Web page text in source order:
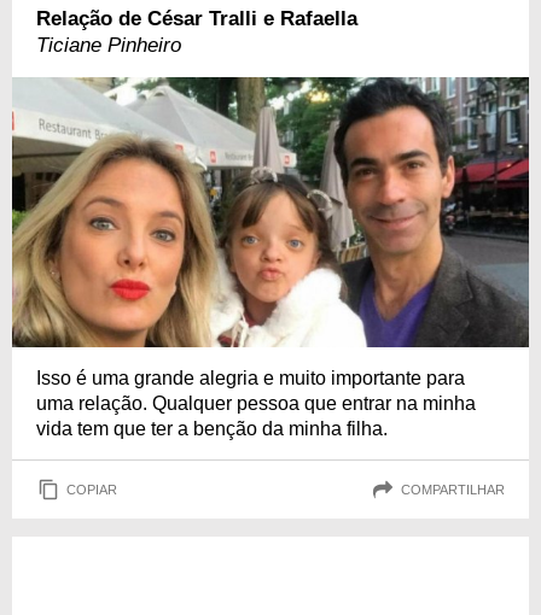
Relação de César Tralli e Rafaella
Ticiane Pinheiro
Isso é uma grande alegria e muito importante para
uma relação. Qualquer pessoa que entrar na minha
vida tem que ter a benção da minha filha.
COPIAR COMPARTILHAR